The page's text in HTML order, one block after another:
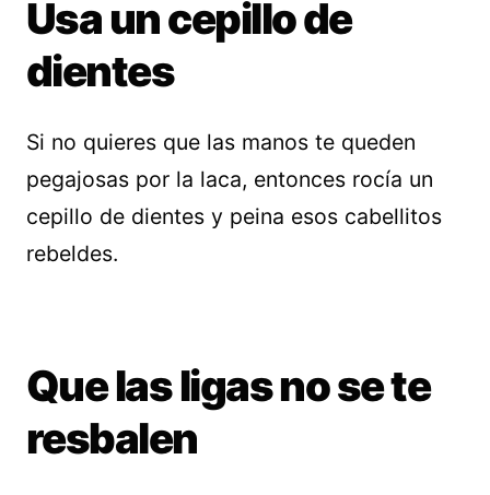
Usa un cepillo de
dientes
Si no quieres que las manos te queden
pegajosas por la laca, entonces rocía un
cepillo de dientes y peina esos cabellitos
rebeldes.
Que las ligas no se te
resbalen